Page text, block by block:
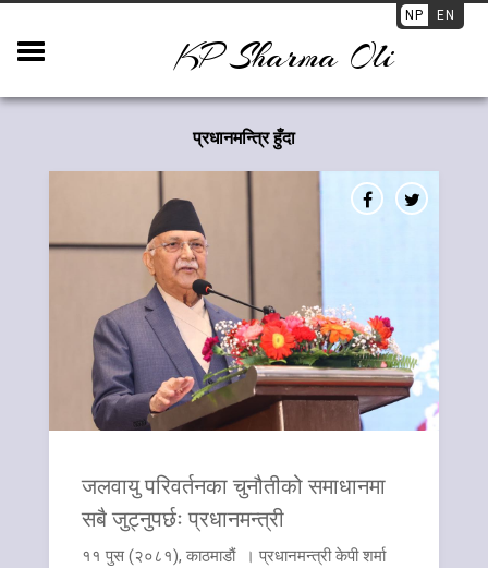
NP EN
KP Sharma Oli
प्रधानमन्त्रि हुँदा
जलवायु परिवर्तनका चुनौतीको समाधानमा
सबै जुट्नुपर्छः प्रधानमन्त्री
११ पुस (२०८१), काठमाडौं । प्रधानमन्त्री केपी शर्मा